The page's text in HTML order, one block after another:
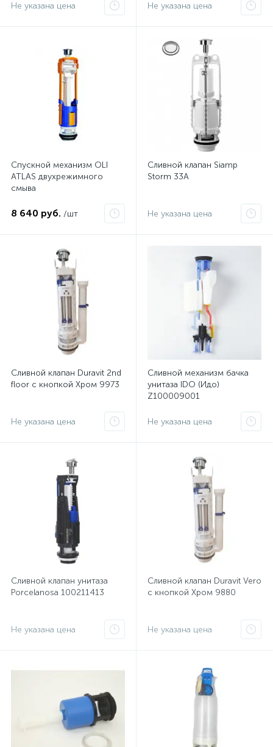
Не указана цена Не указана цена
Спускной механизм OLI
ATLAS двухрежимного
смыва
8 640 руб. /шт
Сливной клапан Siamp
Storm 33A
Не указана цена
Сливной клапан Duravit 2nd
floor с кнопкой Хром 9973
Не указана цена
Сливной механизм бачка
унитаза IDO (Идо)
Z100009001
Не указана цена
Сливной клапан унитаза
Porcelanosa 100211413
Не указана цена
Сливной клапан Duravit Vero
с кнопкой Хром 9880
Не указана цена